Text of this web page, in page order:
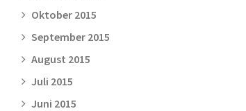
Oktober 2015
September 2015
August 2015
Juli 2015
Juni 2015